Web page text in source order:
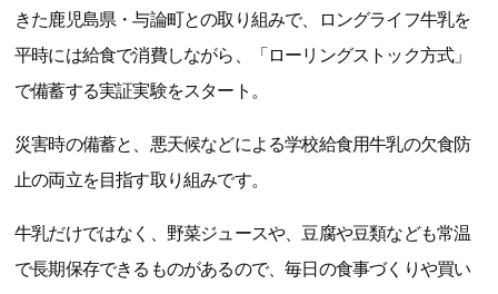
きた鹿児島県・与論町との取り組みで、ロングライフ牛乳を
平時には給食で消費しながら、「ローリングストック方式」
で備蓄する実証実験をスタート。
災害時の備蓄と、悪天候などによる学校給食用牛乳の欠食防
止の両立を目指す取り組みです。
牛乳だけではなく、野菜ジュースや、豆腐や豆類なども常温
で長期保存できるものがあるので、毎日の食事づくりや買い